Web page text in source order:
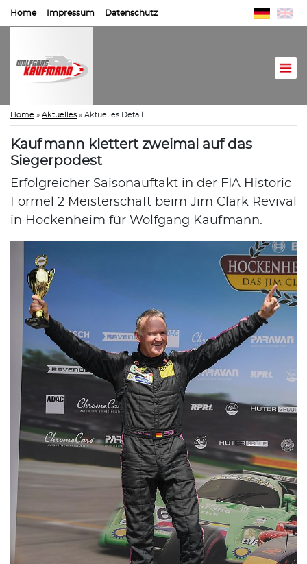
Home Impressum Datenschutz
Home » Aktuelles » Aktuelles Detail
Kaufmann klettert zweimal auf das
Siegerpodest
Erfolgreicher Saisonauftakt in der FIA Historic
Formel 2 Meisterschaft beim Jim Clark Revival
in Hockenheim für Wolfgang Kaufmann.